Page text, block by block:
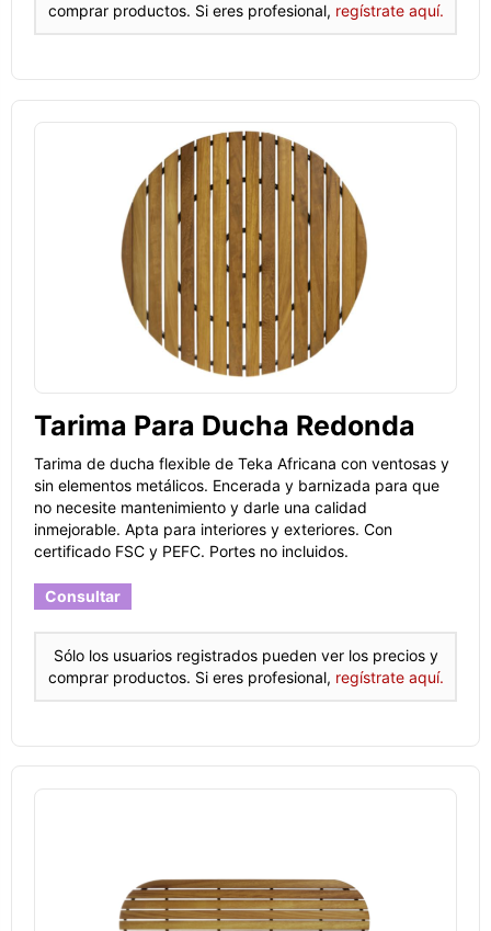
comprar productos. Si eres profesional, regístrate aquí.
Tarima Para Ducha Redonda
Tarima de ducha flexible de Teka Africana con ventosas y
sin elementos metálicos. Encerada y barnizada para que
no necesite mantenimiento y darle una calidad
inmejorable. Apta para interiores y exteriores. Con
certificado FSC y PEFC. Portes no incluidos.
Consultar
Sólo los usuarios registrados pueden ver los precios y
comprar productos. Si eres profesional, regístrate aquí.